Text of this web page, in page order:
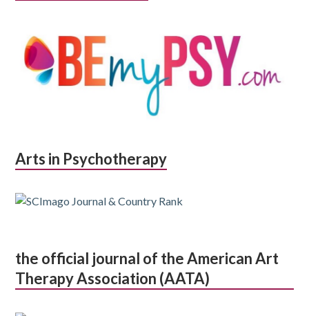
Arts in Psychotherapy
the official journal of the American Art
Therapy Association (AATA)